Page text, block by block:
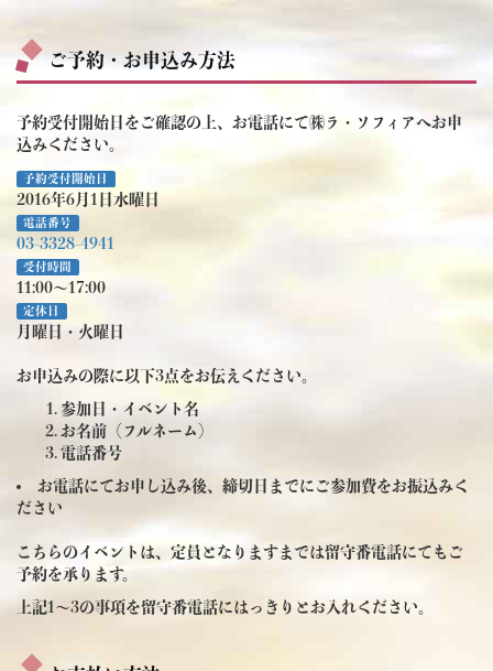
ご予約・お申込み方法
予約受付開始日をご確認の上、お電話にて㈱ラ・ソフィアへお申
込みください。
予約受付開始日
2016年6月1日水曜日
電話番号
03-3328-4941
受付時間
11:00～17:00
定休日
月曜日・火曜日
お申込みの際に以下3点をお伝えください。
参加日・イベント名
お名前（フルネーム）
電話番号
お電話にてお申し込み後、締切日までにご参加費をお振込みく
ださい
こちらのイベントは、定員となりますまでは留守番電話にてもご
予約を承ります。
上記1～3の事項を留守番電話にはっきりとお入れください。